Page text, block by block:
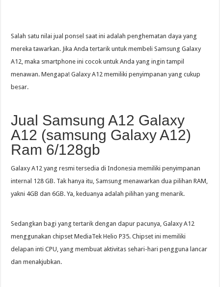
Salah satu nilai jual ponsel saat ini adalah penghematan daya yang
mereka tawarkan. Jika Anda tertarik untuk membeli Samsung Galaxy
A12, maka smartphone ini cocok untuk Anda yang ingin tampil
menawan. Mengapa! Galaxy A12 memiliki penyimpanan yang cukup
besar.
Jual Samsung A12 Galaxy
A12 (samsung Galaxy A12)
Ram 6/128gb
Galaxy A12 yang resmi tersedia di Indonesia memiliki penyimpanan
internal 128 GB. Tak hanya itu, Samsung menawarkan dua pilihan RAM,
yakni 4GB dan 6GB. Ya, keduanya adalah pilihan yang menarik.
Sedangkan bagi yang tertarik dengan dapur pacunya, Galaxy A12
menggunakan chipset MediaTek Helio P35. Chipset ini memiliki
delapan inti CPU, yang membuat aktivitas sehari-hari pengguna lancar
dan menakjubkan.